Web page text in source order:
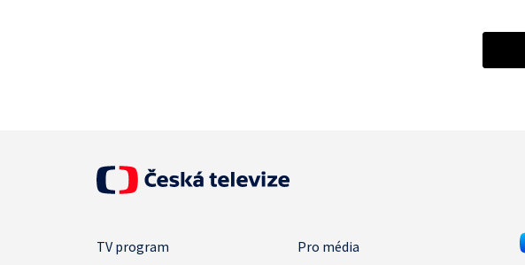
TV program
Pro média